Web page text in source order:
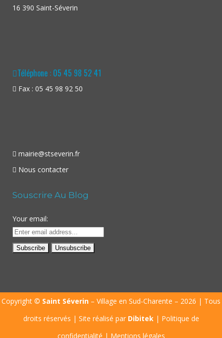
16 390 Saint-Séverin
Téléphone : 05 45 98 52 41
Fax : 05 45 98 92 50
mairie@stseverin.fr
Nous contacter
Souscrire Au Blog
Your email:
Copyright © Saint Séverin – Village en Sud-Charente – 2026 | Tous
droits réservés | Site réalisé par Dibitek| Politique de
confidentialité | Mentions légales